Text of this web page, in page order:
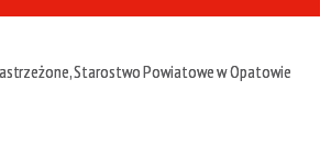
Starostwo Powiatowe w Opatowie